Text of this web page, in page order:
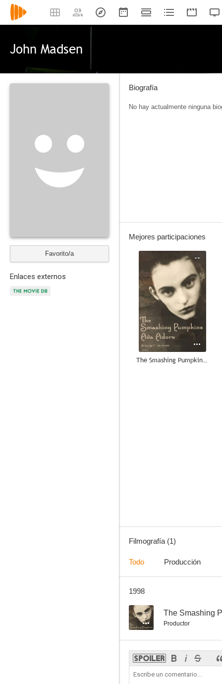
John Madsen
Favorito/a
Enlaces externos
Biografía
No hay actualmente ninguna
Mejores participaciones
--
The Smashing Pumpkins: Ava Adore
Filmografía (1)
Todo Producción
1998
-- The Smashing
Productor